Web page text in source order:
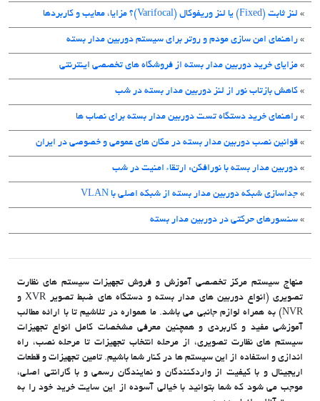
» لنز ثابت (Fixed) یا لنز وریفوکال (Varifocal)؟ مزایا، معایب و کاربردها
» راهنمای امن سازی مودم و روتر برای سیستم دوربین مدار بسته
» مزایای خرید دوربین مدار بسته از فروشگاه های تخصصی اینترنتی
» کاهش بازتاب نور از لنز دوربین مدار بسته در شب
» راهنمای خرید دستگاه تست دوربین مدار بسته برای نصاب ها
» قوانین نصب دوربین مدار بسته در مکان های عمومی و خصوصی در ایران
» دوربین مدار بسته با نورافکن: ارتقاء امنیت در شب
» جداسازی شبکه دوربین مدار بسته از شبکه اصلی با VLAN
» سنسورهای حرکتی در دوربین مدار بسته
منهاج سیستم مرکز تخصصی آموزش و فروش تجهیزات سیستم های نظارت
تصویری (انواع دوربین های مدار بسته و دستگاه های ضبط تصویر XVR و
NVR) به همراه لوازم جانبی می باشد. ما همواره در تلاشیم تا با ارائه مطالب
آموزشی مفید و کاربردی و همچنین معرفی مشخصات کامل انواع تجهیزات
سیستم های نظارت تصویری، از مرحله انتخاب تجهیزات تا مرحله نصب، راه
اندازی و استفاده از این سیستم ها در کنار شما باشیم. تامین تجهیزات و قطعات
اریجینال و با کیفیت از واردکنندگان و نمایندگان رسمی و با گارانتی اصلی،
موجب می شود که شما بتوانید با خیالی آسوده از این سایت خرید خود را به